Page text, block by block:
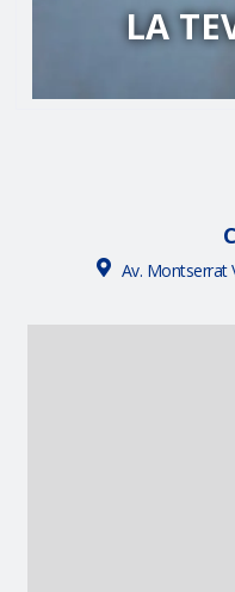
LA
Av. Montserrat